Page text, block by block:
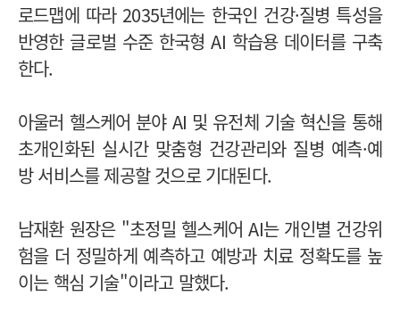
로드맵에 따라 2035년에는 한국인 건강·질병 특성을
반영한 글로벌 수준 한국형 AI 학습용 데이터를 구축
한다.
아울러 헬스케어 분야 AI 및 유전체 기술 혁신을 통해
초개인화된 실시간 맞춤형 건강관리와 질병 예측·예
방 서비스를 제공할 것으로 기대된다.
남재환 원장은 "초정밀 헬스케어 AI는 개인별 건강위
험을 더 정밀하게 예측하고 예방과 치료 정확도를 높
이는 핵심 기술"이라고 말했다.